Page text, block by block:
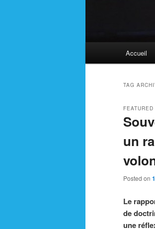
Accueil
TAG
un
FEATURED
Posted on
Le
de
une